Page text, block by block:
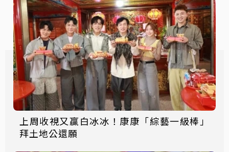
上周收視又贏白冰冰！康康「綜藝一級棒」
拜土地公還願